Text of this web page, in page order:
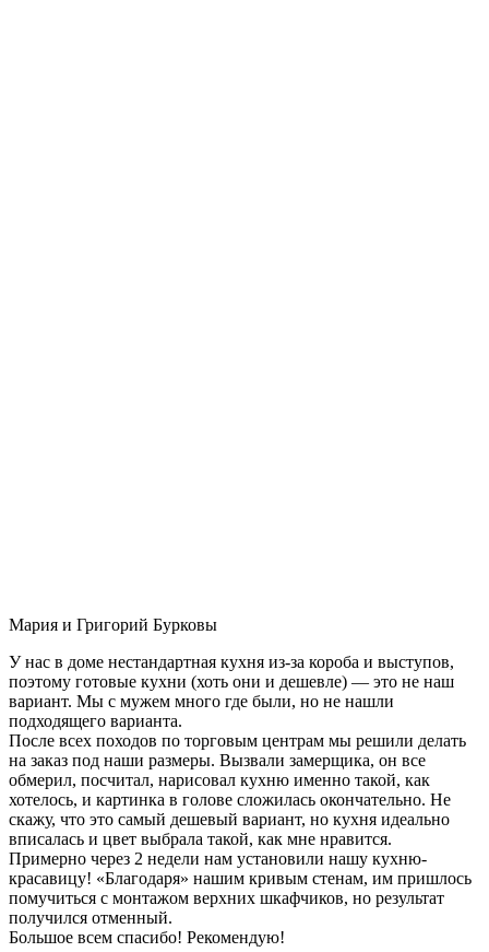
Мария и Григорий Бурковы
У нас в доме нестандартная кухня из-за короба и выступов,
поэтому готовые кухни (хоть они и дешевле) — это не наш
вариант. Мы с мужем много где были, но не нашли
подходящего варианта.
После всех походов по торговым центрам мы решили делать
на заказ под наши размеры. Вызвали замерщика, он все
обмерил, посчитал, нарисовал кухню именно такой, как
хотелось, и картинка в голове сложилась окончательно. Не
скажу, что это самый дешевый вариант, но кухня идеально
вписалась и цвет выбрала такой, как мне нравится.
Примерно через 2 недели нам установили нашу кухню-
красавицу! «Благодаря» нашим кривым стенам, им пришлось
помучиться с монтажом верхних шкафчиков, но результат
получился отменный.
Большое всем спасибо! Рекомендую!